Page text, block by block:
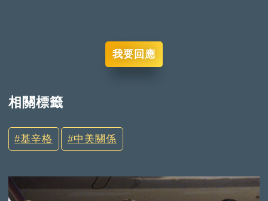
我要回應
相關標籤
基辛格 中美關係